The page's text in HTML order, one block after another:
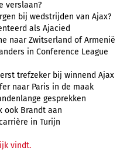
verslaan?
bij wedstrijden van Ajax?
als Ajacied
naar Zwitserland of Armenië
in Conference League
trefzeker bij winnend Ajax
naar Paris in de maak
gesprekken
ook Brandt aan
in Turijn
vindt.